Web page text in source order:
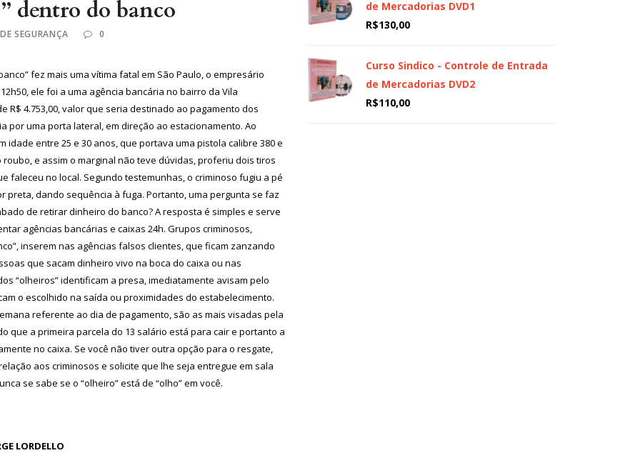
dentro do banco
SEGURANÇA 0
fez mais uma vítima fatal em São Paulo, o empresário
ele foi a uma agência bancária no bairro da Vila
R$ 4.753,00, valor que seria destinado ao pagamento dos
por uma porta lateral, em direção ao estacionamento. Ao
entre 25 e 30 anos, que portava uma pistola calibre 380 e
e assim o marginal não teve dúvidas, proferiu dois tiros
faleceu no local. Segundo testemunhas, o criminoso fugiu a pé
preta, dando sequência à fuga. Portanto, uma pergunta se faz
de retirar dinheiro do banco? A resposta é simples e serve
agências bancárias e caixas 24h. Grupos criminosos,
inserem nas agências falsos clientes, que ficam zanzando
que sacam dinheiro vivo na boca do caixa ou nas
“olheiros” identificam a presa, imediatamente avisam pelo
o escolhido na saída ou proximidades do estabelecimento.
referente ao dia de pagamento, são as mais visadas pela
que a primeira parcela do 13 salário está para cair e portanto a
no caixa. Se você não tiver outra opção para o resgate,
aos criminosos e solicite que lhe seja entregue em sala
se sabe se o “olheiro” está de “olho” em você.
LORDELLO
de Mercadorias DVD1
R$130,00
Curso Sindico - Controle de Entrada
de Mercadorias DVD2
R$110,00